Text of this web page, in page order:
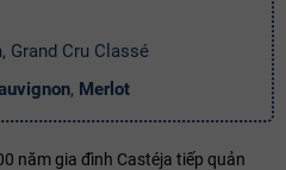
Grand Cru Classé
, Merlot
năm gia đình Castéja tiếp quản